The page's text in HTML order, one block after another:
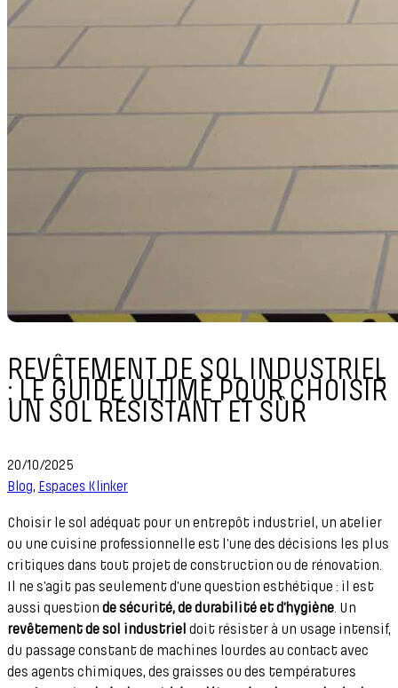
REVÊTEMENT DE SOL INDUSTRIEL
: LE GUIDE ULTIME POUR CHOISIR
UN SOL RÉSISTANT ET SÛR
20/10/2025
Blog, Espaces Klinker
Choisir le sol adéquat pour un entrepôt industriel, un atelier
ou une cuisine professionnelle est l’une des décisions les plus
critiques dans tout projet de construction ou de rénovation.
Il ne s’agit pas seulement d’une question esthétique : il est
aussi question de sécurité, de durabilité et d’hygiène . Un
revêtement de sol industriel doit résister à un usage intensif,
du passage constant de machines lourdes au contact avec
des agents chimiques, des graisses ou des températures